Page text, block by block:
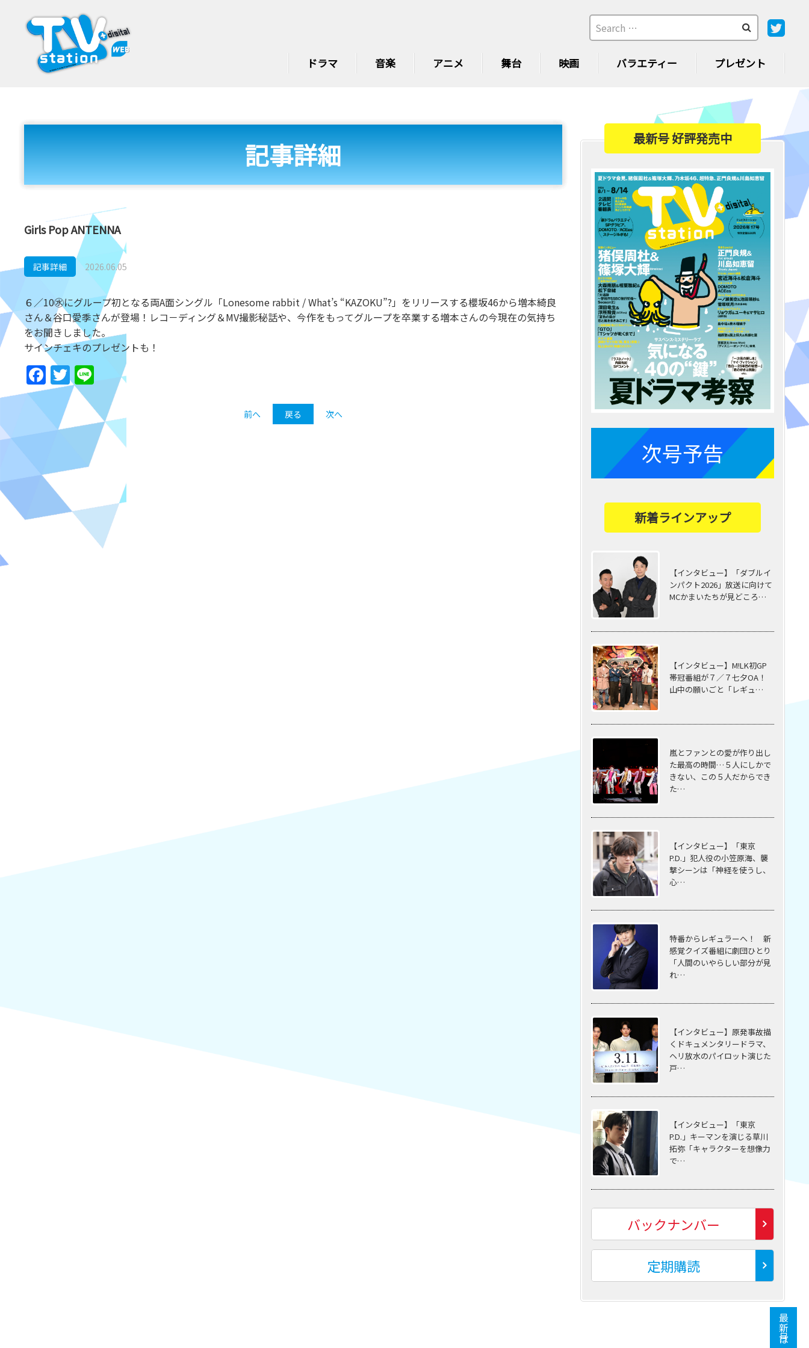
ドラマ 音楽 アニメ 舞台 映画 バラエティー プレゼント
記事詳細
Girls Pop ANTENNA
記事詳細 2026.06.05
６／10㊌にグループ初となる両A面シングル「Lonesome rabbit / What’s “KAZOKU”?」をリリースする櫻坂46から増本綺良
さん＆谷口愛季さんが登場！レコ－ディング＆MV撮影秘話や、今作をもってグループを卒業する増本さんの今現在の気持ち
をお聞きしました。
サインチェキのプレゼントも！
Facebook
Twitter
Line
前へ 戻る 次へ
最新号 好評発売中
次号予告
新着ラインアップ
【インタビュー】「ダブルイ
ンパクト2026」放送に向けて
MCかまいたちが見どころ…
【インタビュー】M!LK初GP
帯冠番組が７／７七夕OA！
山中の願いごと「レギュ…
嵐とファンとの愛が作り出し
た最高の時間…５⼈にしかで
きない、この５⼈だからでき
た…
【インタビュー】「東京
P.D.」犯人役の小笠原海、襲
撃シーンは「神経を使うし、
心…
特番からレギュラーへ！ 新
感覚クイズ番組に劇団ひとり
「人間のいやらしい部分が見
れ…
【インタビュー】原発事故描
くドキュメンタリードラマ、
ヘリ放水のパイロット演じた
戸…
【インタビュー】「東京
P.D.」キーマンを演じる草川
拓弥「キャラクターを想像力
で…
バックナンバー
定期購読